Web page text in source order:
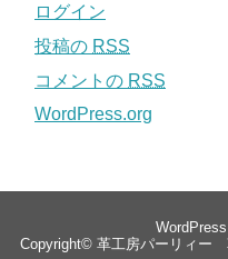
ログイン
投稿の RSS
コメントの RSS
WordPress.org
Copyright© 革工房パーリィー